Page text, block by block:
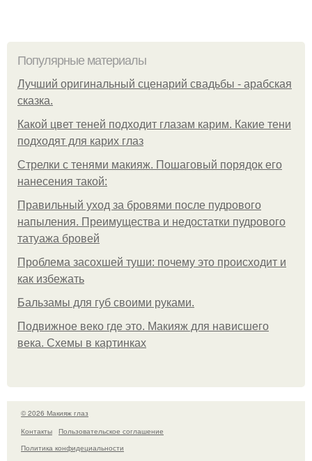
Популярные материалы
Лучший оригинальный сценарий свадьбы - арабская
сказка.
Какой цвет теней подходит глазам карим. Какие тени
подходят для карих глаз
Стрелки с тенями макияж. Пошаговый порядок его
нанесения такой:
Правильный уход за бровями после пудрового
напыления. Преимущества и недостатки пудрового
татуажа бровей
Проблема засохшей туши: почему это происходит и
как избежать
Бальзамы для губ своими руками.
Подвижное веко где это. Макияж для нависшего
века. Схемы в картинках
© 2026 Макияж глаз
Контакты
Пользовательское соглашение
Политика конфидециальности